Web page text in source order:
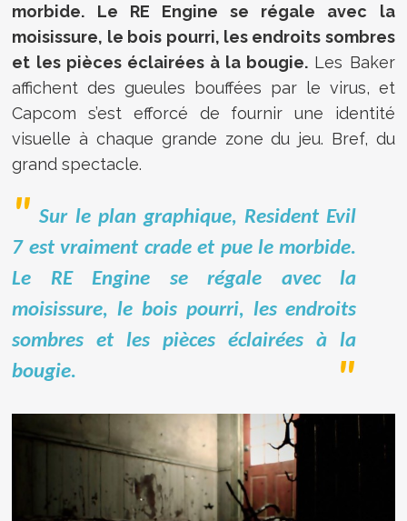
morbide. Le RE Engine se régale avec la
moisissure, le bois pourri, les endroits sombres
et les pièces éclairées à la bougie. Les Baker
affichent des gueules bouffées par le virus, et
Capcom s’est efforcé de fournir une identité
visuelle à chaque grande zone du jeu. Bref, du
grand spectacle.
Sur le plan graphique, Resident Evil
7 est vraiment crade et pue le morbide.
Le RE Engine se régale avec la
moisissure, le bois pourri, les endroits
sombres et les pièces éclairées à la
bougie.